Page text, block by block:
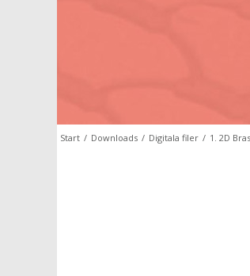
Start / Downloads / Digitala filer / 1. 2D